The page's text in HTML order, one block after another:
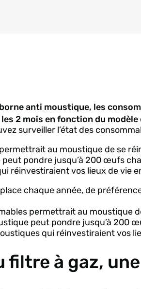
anti moustique, les
2 mois en fonction du modèle
surveiller l’état des
au moustique de se
pondre jusqu’à 200 œufs
réinvestiraient vos lieux de vie
chaque année, de
permettrait au moustique
peut pondre jusqu’à 200
qui réinvestiraient vos
filtre à gaz,